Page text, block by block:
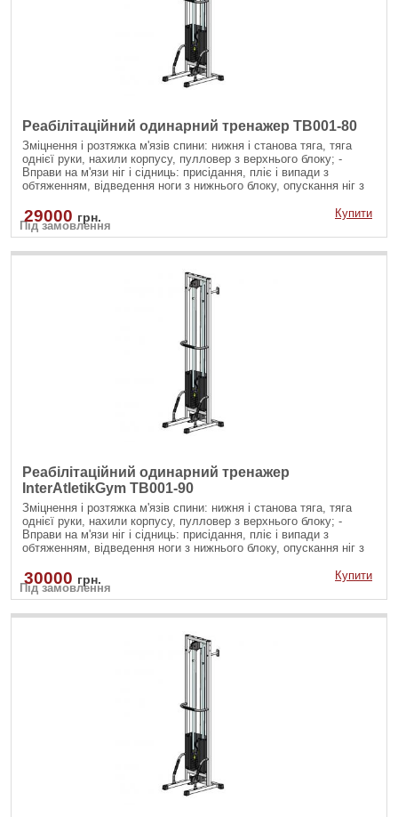
Реабілітаційний одинарний тренажер TB001-80
Зміцнення і розтяжка м'язів спини: нижня і станова тяга, тяга
однієї руки, нахили корпусу, пулловер з верхнього блоку; -
Вправи на м'язи ніг і сідниць: присідання, пліє і випади з
обтяженням, відведення ноги з нижнього блоку, опускання ніг з
різними хватами, розгинання рук на трицепс з різноманітними
рукоятями; - Зміцнення м'язів черевного преса: скручування на
прес, бічні нахили убік на косі м'язи як з верхнього так і з
нижнього блоку.
Під замовлення
29000 грн. Купити
Реабілітаційний одинарний тренажер
InterAtletikGym TB001-90
Зміцнення і розтяжка м'язів спини: нижня і станова тяга, тяга
однієї руки, нахили корпусу, пулловер з верхнього блоку; -
Вправи на м'язи ніг і сідниць: присідання, пліє і випади з
обтяженням, відведення ноги з нижнього блоку, опускання ніг з
різними хватами, розгинання рук на трицепс з різноманітними
рукоятями; - Зміцнення м'язів черевного преса: скручування на
прес, бічні нахили убік на косі м'язи як з верхнього так і з
нижнього блоку.
Під замовлення
30000 грн. Купити